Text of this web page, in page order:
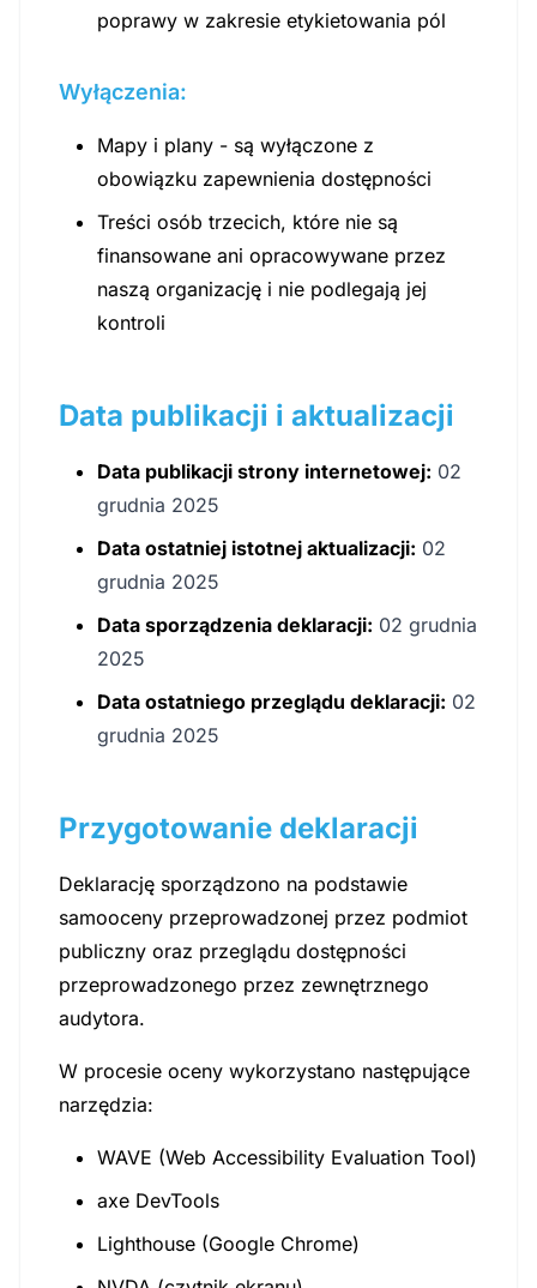
poprawy w zakresie etykietowania pól
Wyłączenia:
Mapy i plany - są wyłączone z
obowiązku zapewnienia dostępności
Treści osób trzecich, które nie są
finansowane ani opracowywane przez
naszą organizację i nie podlegają jej
kontroli
Data publikacji i aktualizacji
Data publikacji strony internetowej: 02
grudnia 2025
Data ostatniej istotnej aktualizacji: 02
grudnia 2025
Data sporządzenia deklaracji: 02 grudnia
2025
Data ostatniego przeglądu deklaracji: 02
grudnia 2025
Przygotowanie deklaracji
Deklarację sporządzono na podstawie
samooceny przeprowadzonej przez podmiot
publiczny oraz przeglądu dostępności
przeprowadzonego przez zewnętrznego
audytora.
W procesie oceny wykorzystano następujące
narzędzia:
WAVE (Web Accessibility Evaluation Tool)
axe DevTools
Lighthouse (Google Chrome)